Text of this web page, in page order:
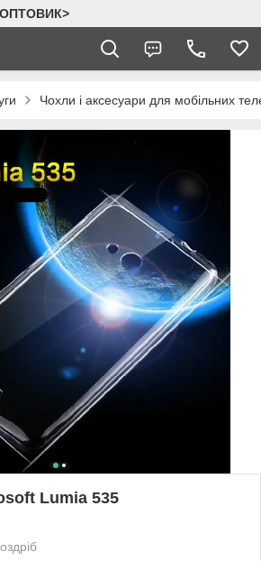
Чохли і аксесуари для мобільних
Lumia 535